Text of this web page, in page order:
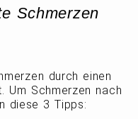
Schmerzen
durch einen
Um Schmerzen nach
diese 3 Tipps: